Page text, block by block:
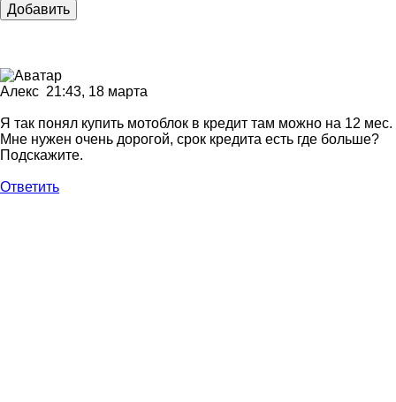
Добавить
Алекс 21:43, 18 марта
Я так понял купить мотоблок в кредит там можно на 12 мес.
Мне нужен очень дорогой, срок кредита есть где больше?
Подскажите.
Ответить